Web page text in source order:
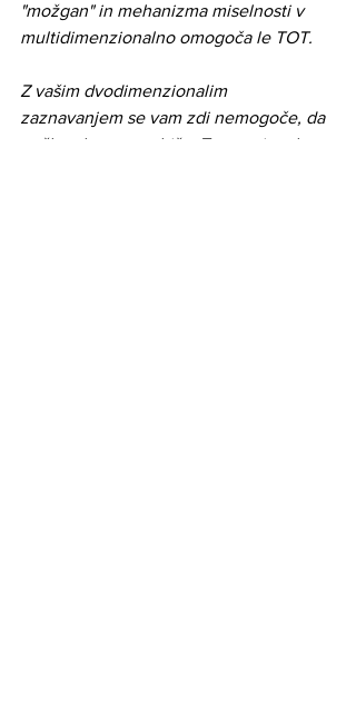
"možgan" in mehanizma miselnosti v
multidimenzionalno omogoča le TOT.
Z vašim dvodimenzionalim
zaznavanjem se vam zdi nemogoče, da
ta človek gre v to hišo. To vam je tako